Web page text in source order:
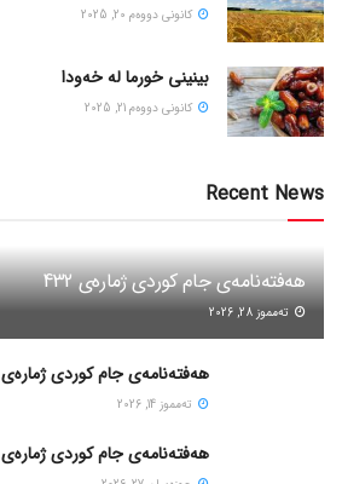
كانونی دووه‌م 20, 2025
بینینی خورما لە خەودا
كانونی دووه‌م 21, 2025
Recent News
هەفتەنامەی جام کوردی ژمارەی 432
ته‌مموز 28, 2026
هەفتەنامەی جام کوردی ژمارەی 431
ته‌مموز 14, 2026
هەفتەنامەی جام کوردی ژمارەی 430